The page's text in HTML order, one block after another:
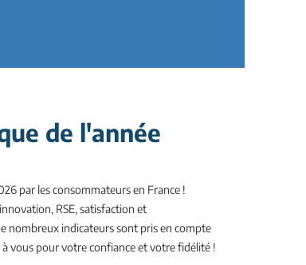
de l'année
par les consommateurs en France !
RSE, satisfaction et
nombreux indicateurs sont pris en compte
à vous pour votre confiance et votre fidélité !